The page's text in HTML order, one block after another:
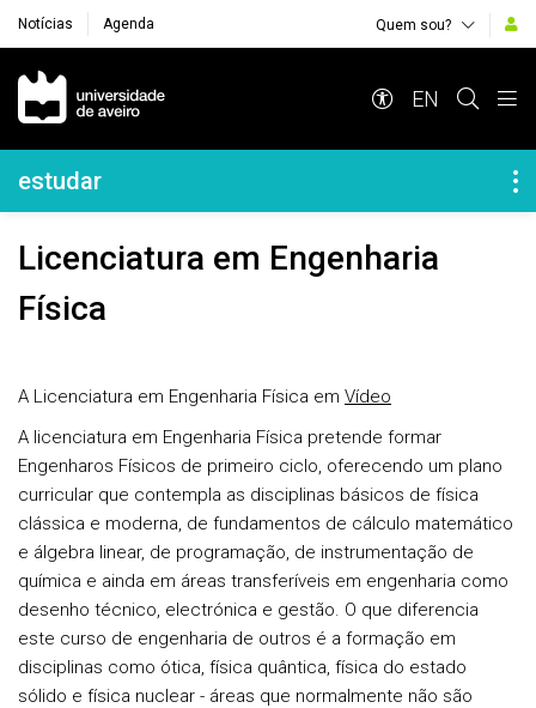
Notícias Agenda Quem sou?
Navegação Principal
EN
Navegação Lateral
estudar
Licenciatura em Engenharia
Física
A Licenciatura em Engenharia Física em Vídeo
A licenciatura em Engenharia Física pretende formar
Engenharos Físicos de primeiro ciclo, oferecendo um plano
curricular que contempla as disciplinas básicos de física
clássica e moderna, de fundamentos de cálculo matemático
e álgebra linear, de programação, de instrumentação de
química e ainda em áreas transferíveis em engenharia como
desenho técnico, electrónica e gestão. O que diferencia
este curso de engenharia de outros é a formação em
disciplinas como ótica, física quântica, física do estado
sólido e física nuclear - áreas que normalmente não são